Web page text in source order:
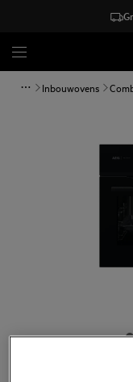
Inbouwovens